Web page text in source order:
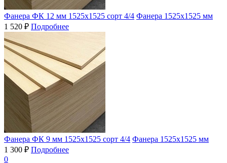
Фанера ФК 12 мм 1525х1525 сорт 4/4 Фанера 1525х1525 мм
1 520 ₽ Подробнее
Фанера ФК 9 мм 1525х1525 сорт 4/4 Фанера 1525х1525 мм
1 300 ₽ Подробнее
0